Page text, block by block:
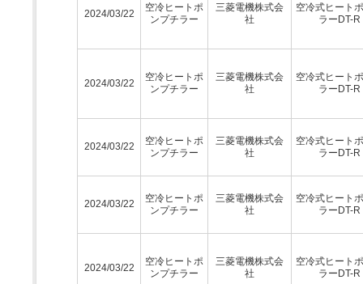
2024/03/22
空冷ヒートポ
ンプチラー
三菱電機株式会
社
空冷式ヒート
ラーDT-
2024/03/22
空冷ヒートポ
ンプチラー
三菱電機株式会
社
空冷式ヒート
ラーDT-
2024/03/22
空冷ヒートポ
ンプチラー
三菱電機株式会
社
空冷式ヒート
ラーDT-
2024/03/22
空冷ヒートポ
ンプチラー
三菱電機株式会
社
空冷式ヒート
ラーDT-
2024/03/22
空冷ヒートポ
ンプチラー
三菱電機株式会
社
空冷式ヒート
ラーDT-